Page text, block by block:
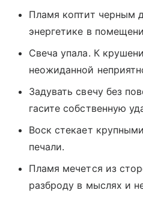
Пламя коптит черным
энергетике в
Свеча упала. К
неожиданной
Задувать свечу без
гасите собственную
Воск стекает
печали.
Пламя мечется из
разброду в мыслях и